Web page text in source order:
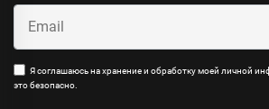
Я соглашаюсь на хранение и обработку моей личной
это безопасно.